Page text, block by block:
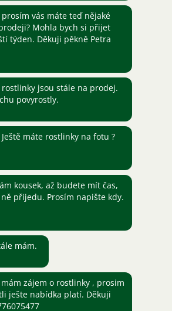
vás máte teď nějaké
Mohla bych si přijet
týden. Děkuji pěkně Petra
jsou stále na prodej.
povyrostly.
máte rostlinky na fotu ?
kousek, až budete mít čas,
přijedu. Prosím napište kdy.
mám.
zájem o rostlinky , prosim
ješte nabídka platí. Děkuji